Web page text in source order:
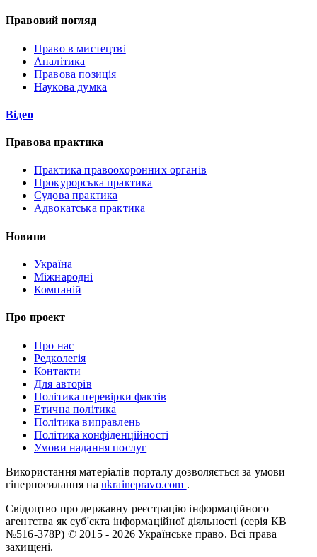
Правовий погляд
Право в мистецтві
Аналітика
Правова позиція
Наукова думка
Відео
Правова практика
Практика правоохоронних органів
Прокурорська практика
Судова практика
Адвокатська практика
Новини
Україна
Міжнародні
Компаній
Про проект
Про нас
Редколегія
Контакти
Для авторів
Політика перевірки фактів
Етична політика
Політика виправлень
Політика конфіденційності
Умови надання послуг
Використання матеріалів порталу дозволяється за умови
гіперпосилання на ukrainepravo.com .
Свідоцтво про державну реєстрацію інформаційного
агентства як суб'єкта інформаційної діяльності (серія КВ
№516-378Р) © 2015 - 2026 Українське право. Всі права
захищені.